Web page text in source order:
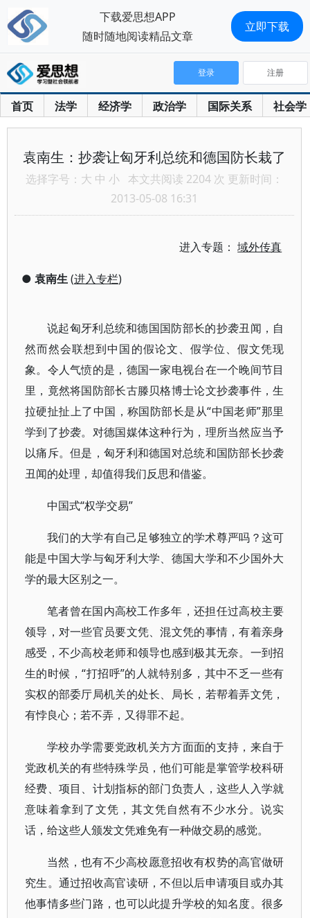
首页 法学 经济学 政治学 国际关系 社会学
登录 注册
袁南生：抄袭让匈牙利总统和德国防长栽了
选择字号： 大 中 小 本文共阅读 2204 次 更新时间：
2013-05-08 16:31
进入专题：域外传真
● 袁南生(进入专栏)
说起匈牙利总统和德国国防部长的抄袭丑闻，自
然而然会联想到中国的假论文、假学位、假文凭现
象。令人气愤的是，德国一家电视台在一个晚间节目
里，竟然将国防部长古滕贝格博士论文抄袭事件，生
拉硬扯扯上了中国，称国防部长是从“中国老师”那里
学到了抄袭。对德国媒体这种行为，理所当然应当予
以痛斥。但是，匈牙利和德国对总统和国防部长抄袭
丑闻的处理，却值得我们反思和借鉴。
中国式“权学交易”
我们的大学有自己足够独立的学术尊严吗？这可
能是中国大学与匈牙利大学、德国大学和不少国外大
学的最大区别之一。
笔者曾在国内高校工作多年，还担任过高校主要
领导，对一些官员要文凭、混文凭的事情，有着亲身
感受，不少高校老师和领导也感到极其无奈。一到招
生的时候，“打招呼”的人就特别多，其中不乏一些有
实权的部委厅局机关的处长、局长，若帮着弄文凭，
有悖良心；若不弄，又得罪不起。
学校办学需要党政机关方方面面的支持，来自于
党政机关的有些特殊学员，他们可能是掌管学校科研
经费、项目、计划指标的部门负责人，这些人入学就
意味着拿到了文凭，其文凭自然有不少水分。说实
话，给这些人颁发文凭难免有一种做交易的感觉。
当然，也有不少高校愿意招收有权势的高官做研
究生。通过招收高官读研，不但以后申请项目或办其
他事情多些门路，也可以此提升学校的知名度。很多
下载爱思想APP
随时随地阅读精品文章
立即下载